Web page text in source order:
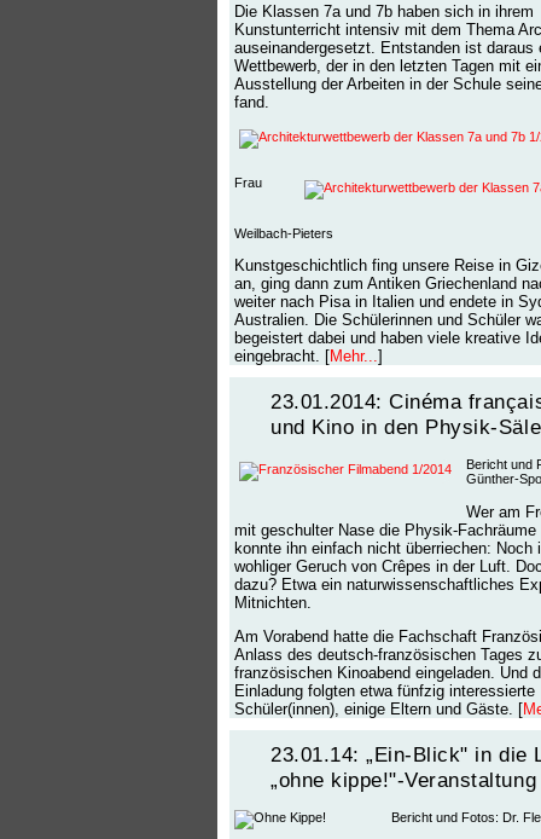
Die Klassen 7a und 7b haben sich in ihrem
Kunstunterricht intensiv mit dem Thema
auseinandergesetzt. Entstanden ist daraus
Wettbewerb, der in den letzten Tagen mit
Ausstellung der Arbeiten in der Schule
fand.
Frau
Weilbach-Pieters
Kunstgeschichtlich fing unsere Reise in
an, ging dann zum Antiken Griechenland
weiter nach Pisa in Italien und endete in
Australien. Die Schülerinnen und Schüler
begeistert dabei und haben viele kreative
eingebracht. [Mehr... ]
23.01.2014: Cinéma
und Kino in den Physik-
Bericht und
Günther-
Wer am
mit geschulter Nase die Physik-Fachräume
konnte ihn einfach nicht überriechen: Noch
wohliger Geruch von Crêpes in der Luft.
dazu? Etwa ein naturwissenschaftliches
Mitnichten.
Am Vorabend hatte die Fachschaft
Anlass des deutsch-französischen Tages
französischen Kinoabend eingeladen. Und
Einladung folgten etwa fünfzig interessierte
Schüler(innen), einige Eltern und Gäste. [
23.01.14: „Ein-Blick" in die
„ohne kippe!"-Veranstaltung
Bericht und Fotos: Dr.